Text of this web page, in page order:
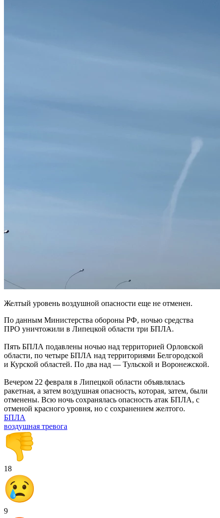
Желтый уровень воздушной опасности еще не отменен.
По данным Министерства обороны РФ, ночью средства
ПРО уничтожили в Липецкой области три БПЛА.
Пять БПЛА подавлены ночью над территорией Орловской
области, по четыре БПЛА над территориями Белгородской
и Курской областей. По два над — Тульской и Воронежской.
Вечером 22 февраля в Липецкой области объявлялась
ракетная, а затем воздушная опасность, которая, затем, были
отменены. Всю ночь сохранялась опасность атак БПЛА, с
отменой красного уровня, но с сохранением желтого.
БПЛА
воздушная тревога
18
9